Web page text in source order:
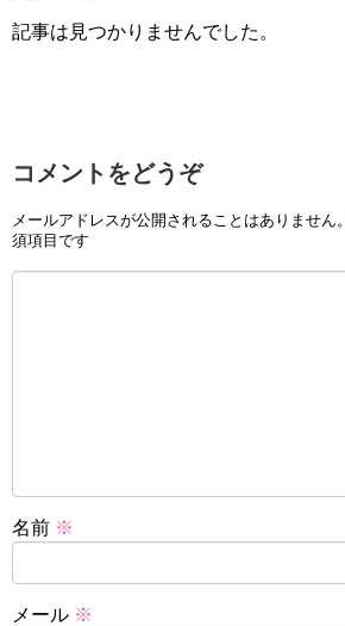
記事は見つかりませんでした。
コメントをどうぞ
メールアドレスが公開されることはありません。
須項目です
名前 ※
メール ※